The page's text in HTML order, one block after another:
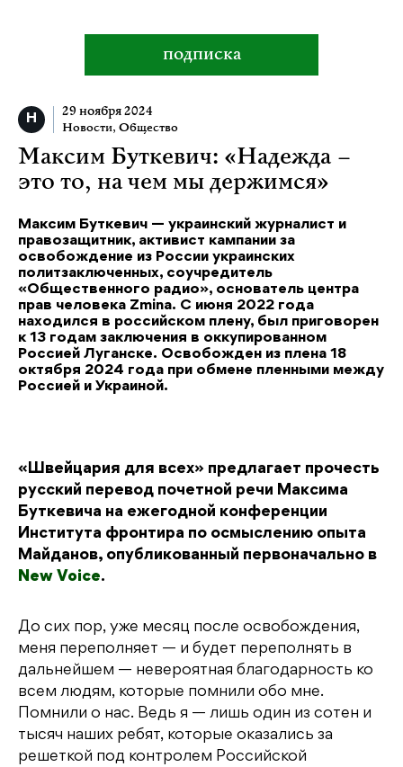
подписка
29 ноября 2024
Новости, Общество
Максим Буткевич: «Надежда –
это то, на чем мы держимся»
Максим Буткевич — украинский журналист и
правозащитник, активист кампании за
освобождение из России украинских
политзаключенных, соучредитель
«Общественного радио», основатель центра
прав человека Zmina. С июня 2022 года
находился в российском плену, был приговорен
к 13 годам заключения в оккупированном
Россией Луганске. Освобожден из плена 18
октября 2024 года при обмене пленными между
Россией и Украиной.
«Швейцария для всех» предлагает прочесть
русский перевод почетной речи Максима
Буткевича на ежегодной конференции
Института фронтира по осмыслению опыта
Майданов, опубликованный первоначально в
New Voice.
До сих пор, уже месяц после освобождения,
меня переполняет — и будет переполнять в
дальнейшем — невероятная благодарность ко
всем людям, которые помнили обо мне.
Помнили о нас. Ведь я — лишь один из сотен и
тысяч наших ребят, которые оказались за
решеткой под контролем Российской